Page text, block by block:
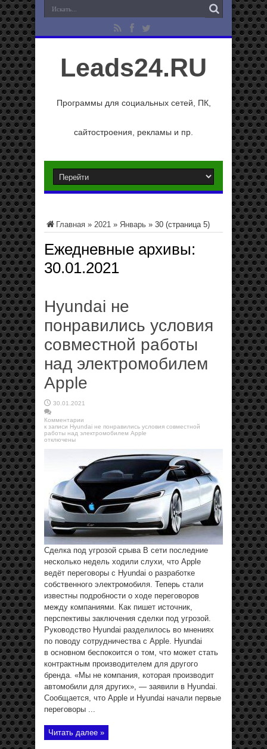
Leads24.RU
Программы для социальных сетей, ПК,
сайтостроения, рекламы и пр.
Главная » 2021 » Январь » 30 (страница 5)
Ежедневные архивы:
30.01.2021
Hyundai не
понравились условия
совместной работы
над электромобилем
Apple
30.01.2021
Комментарии
к записи Hyundai не понравились условия совместной
работы над электромобилем Apple
отключены
Сделка под угрозой срыва В сети последние
несколько недель ходили слухи, что Apple
ведёт переговоры с Hyundai о разработке
собственного электромобиля. Теперь стали
известны подробности о ходе переговоров
между компаниями. Как пишет источник,
перспективы заключения сделки под угрозой.
Руководство Hyundai разделилось во мнениях
по поводу сотрудничества с Apple. Hyundai
в основном беспокоится о том, что может стать
контрактным производителем для другого
бренда. «Мы не компания, которая производит
автомобили для других», — заявили в Hyundai.
Сообщается, что Apple и Hyundai начали первые
переговоры ...
Читать далее »